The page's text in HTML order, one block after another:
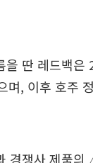
딴 레드백
며, 이후 호주
경쟁사 제